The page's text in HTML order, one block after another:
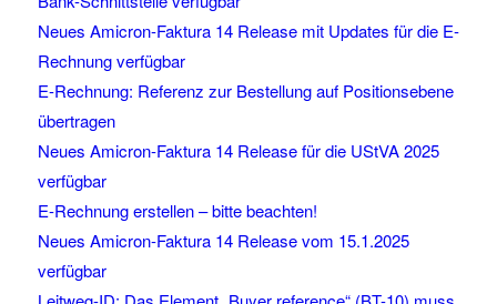
Neues Amicron-Faktura 14 Release mit Updates für die E-
Rechnung verfügbar
E-Rechnung: Referenz zur Bestellung auf Positionsebene
übertragen
Neues Amicron-Faktura 14 Release für die UStVA 2025
verfügbar
E-Rechnung erstellen – bitte beachten!
Neues Amicron-Faktura 14 Release vom 15.1.2025
verfügbar